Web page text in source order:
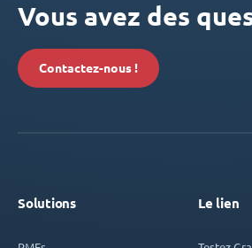
Vous avez des
Contactez-nous !
Solutions Le lien